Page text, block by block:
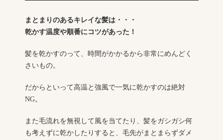
まとまりのあるキレイな髪は・・・
乾かす温度や順番にコツがあった！
髪を乾かすのって、時間がかかるから非常にめんどく
さいもの。
だからといって高温と強風で一気に乾かすのは絶対
NG。
また毛流れを無視して風を当てたり、髪をガシガシ何
も考えずに乾かしたりすると、毛先がまとまらずダメ